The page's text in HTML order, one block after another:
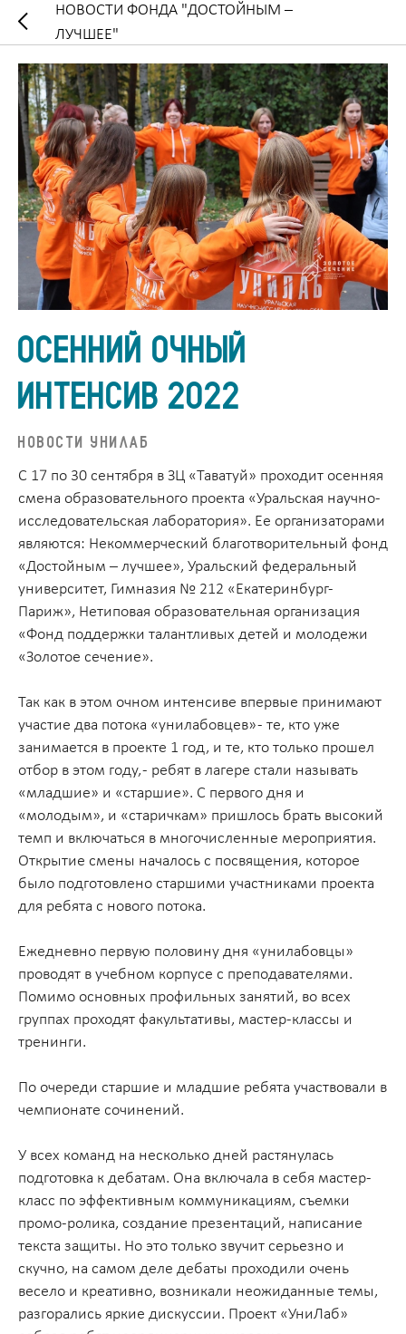
НОВОСТИ ФОНДА "ДОСТОЙНЫМ –
ЛУЧШЕЕ"
ОСЕННИЙ ОЧНЫЙ
ИНТЕНСИВ 2022
НОВОСТИ УНИЛАБ
С 17 по 30 сентября в ЗЦ «Таватуй» проходит осенняя
смена образовательного проекта «Уральская научно-
исследовательская лаборатория». Ее организаторами
являются: Некоммерческий благотворительный фонд
«Достойным – лучшее», Уральский федеральный
университет, Гимназия № 212 «Екатеринбург-
Париж», Нетиповая образовательная организация
«Фонд поддержки талантливых детей и молодежи
«Золотое сечение».
Так как в этом очном интенсиве впервые принимают
участие два потока «унилабовцев» - те, кто уже
занимается в проекте 1 год, и те, кто только прошел
отбор в этом году, - ребят в лагере стали называть
«младшие» и «старшие». С первого дня и
«молодым», и «старичкам» пришлось брать высокий
темп и включаться в многочисленные мероприятия.
Открытие смены началось с посвящения, которое
было подготовлено старшими участниками проекта
для ребята с нового потока.
Ежедневно первую половину дня «унилабовцы»
проводят в учебном корпусе с преподавателями.
Помимо основных профильных занятий, во всех
группах проходят факультативы, мастер-классы и
тренинги.
По очереди старшие и младшие ребята участвовали в
чемпионате сочинений.
У всех команд на несколько дней растянулась
подготовка к дебатам. Она включала в себя мастер-
класс по эффективным коммуникациям, съемки
промо-ролика, создание презентаций, написание
текста защиты. Но это только звучит серьезно и
скучно, на самом деле дебаты проходили очень
весело и креативно, возникали неожиданные темы,
разгорались яркие дискуссии. Проект «УниЛаб»